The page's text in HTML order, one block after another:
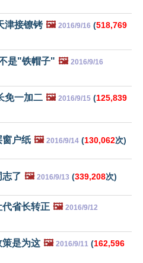
津接镣铐 🖼️ 2016/9/16 (518,769
是"铁帽子" 🖼️ 2016/9/16
免一加二 🖼️ 2016/9/15 (125,839
窗户纸 🖼️ 2016/9/14 (130,062次)
了 🖼️ 2016/9/13 (339,208次)
省长转正 🖼️ 2016/9/12
策是为这 🖼️ 2016/9/11 (162,596